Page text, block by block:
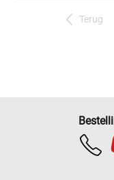
Terug